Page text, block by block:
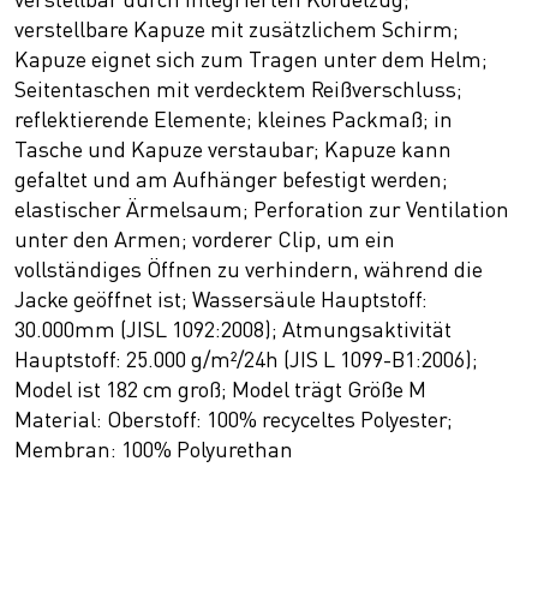
verstellbare Kapuze mit zusätzlichem Schirm;
Kapuze eignet sich zum Tragen unter dem Helm;
Seitentaschen mit verdecktem Reißverschluss;
reflektierende Elemente; kleines Packmaß; in
Tasche und Kapuze verstaubar; Kapuze kann
gefaltet und am Aufhänger befestigt werden;
elastischer Ärmelsaum; Perforation zur Ventilation
unter den Armen; vorderer Clip, um ein
vollständiges Öffnen zu verhindern, während die
Jacke geöffnet ist; Wassersäule Hauptstoff:
30.000mm (JISL 1092:2008); Atmungsaktivität
Hauptstoff: 25.000 g/m²/24h (JIS L 1099-B1:2006);
Model ist 182 cm groß; Model trägt Größe M
Material: Oberstoff: 100% recyceltes Polyester;
Membran: 100% Polyurethan